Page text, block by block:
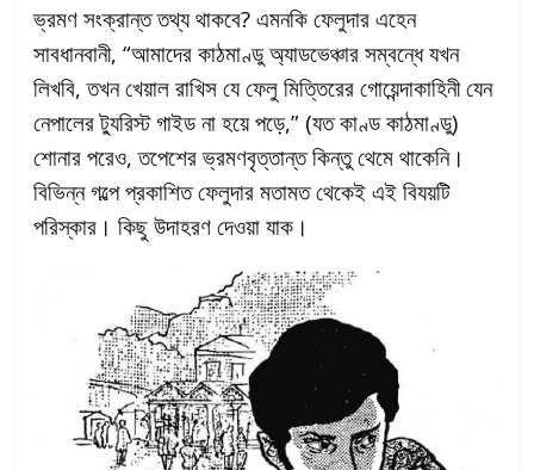
ভ্রমণ সংক্রান্ত তথ্য থাকবে? এমনকি ফেলুদার এহেন
সাবধানবানী, “আমাদের কাঠমাণ্ডু অ্যাডভেঞ্চার সম্বন্ধে যখন
লিখবি, তখন খেয়াল রাখিস যে ফেলু মিত্তিরের গোয়েন্দাকাহিনী যেন
নেপালের ট্যুরিস্ট গাইড না হয়ে পড়ে,” (যত কাণ্ড কাঠমাণ্ডু)
শোনার পরেও, তপেশের ভ্রমণবৃত্তান্ত কিন্তু থেমে থাকেনি।
বিভিন্ন গল্পে প্রকাশিত ফেলুদার মতামত থেকেই এই বিযয়টি
পরিস্কার। কিছু উদাহরণ দেওয়া যাক।